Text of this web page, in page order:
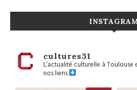
cultures31
L’actualité culturelle à Toulouse
nos liens